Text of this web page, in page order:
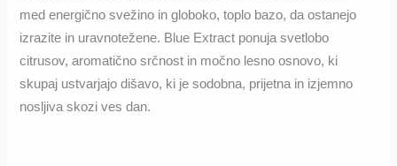
med energično svežino in globoko, toplo bazo, da ostanejo
izrazite in uravnotežene. Blue Extract ponuja svetlobo
citrusov, aromatično srčnost in močno lesno osnovo, ki
skupaj ustvarjajo dišavo, ki je sodobna, prijetna in izjemno
nosljiva skozi ves dan.